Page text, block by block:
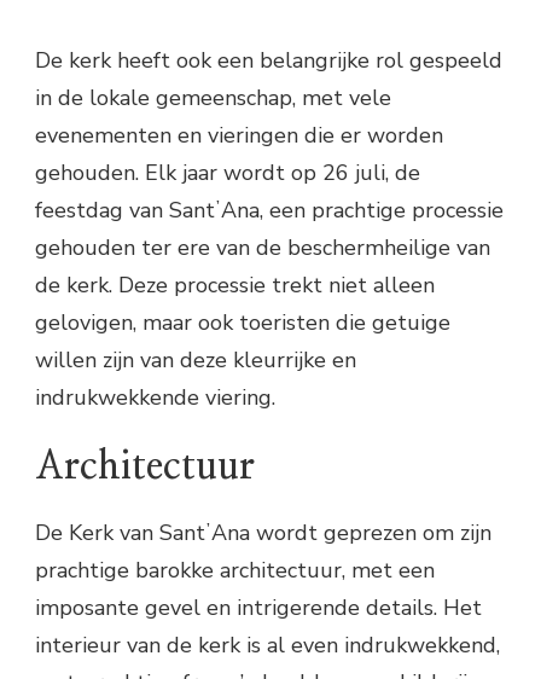
De kerk heeft ook een belangrijke rol gespeeld
in de lokale gemeenschap, met vele
evenementen en vieringen die er worden
gehouden. Elk jaar wordt op 26 juli, de
feestdag van SantʼAna, een prachtige processie
gehouden ter ere van de beschermheilige van
de kerk. Deze processie trekt niet alleen
gelovigen, maar ook toeristen die getuige
willen zijn van deze kleurrijke en
indrukwekkende viering.
Architectuur
De Kerk van SantʼAna wordt geprezen om zijn
prachtige barokke architectuur, met een
imposante gevel en intrigerende details. Het
interieur van de kerk is al even indrukwekkend,